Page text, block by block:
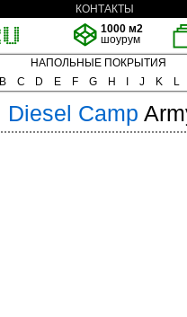
КОНТАКТЫ
1000 м2
шоурум
НАПОЛЬНЫЕ ПОКРЫТИЯ
B C D E F G H J K L
Diesel Camp